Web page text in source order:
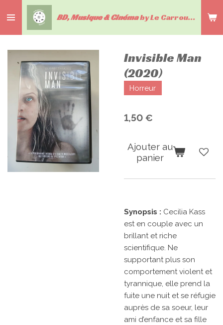
au
contenu
BD, Musique & Cinémaby Le Carrousel du livre
Invisible Man
(2020)
Horreur
1,50 €
Ajouter au
panier
Synopsis : Cecilia Kass
est en couple avec un
brillant et riche
scientifique. Ne
supportant plus son
comportement violent et
tyrannique, elle prend la
fuite une nuit et se réfugie
auprès de sa soeur, leur
ami d’enfance et sa fille